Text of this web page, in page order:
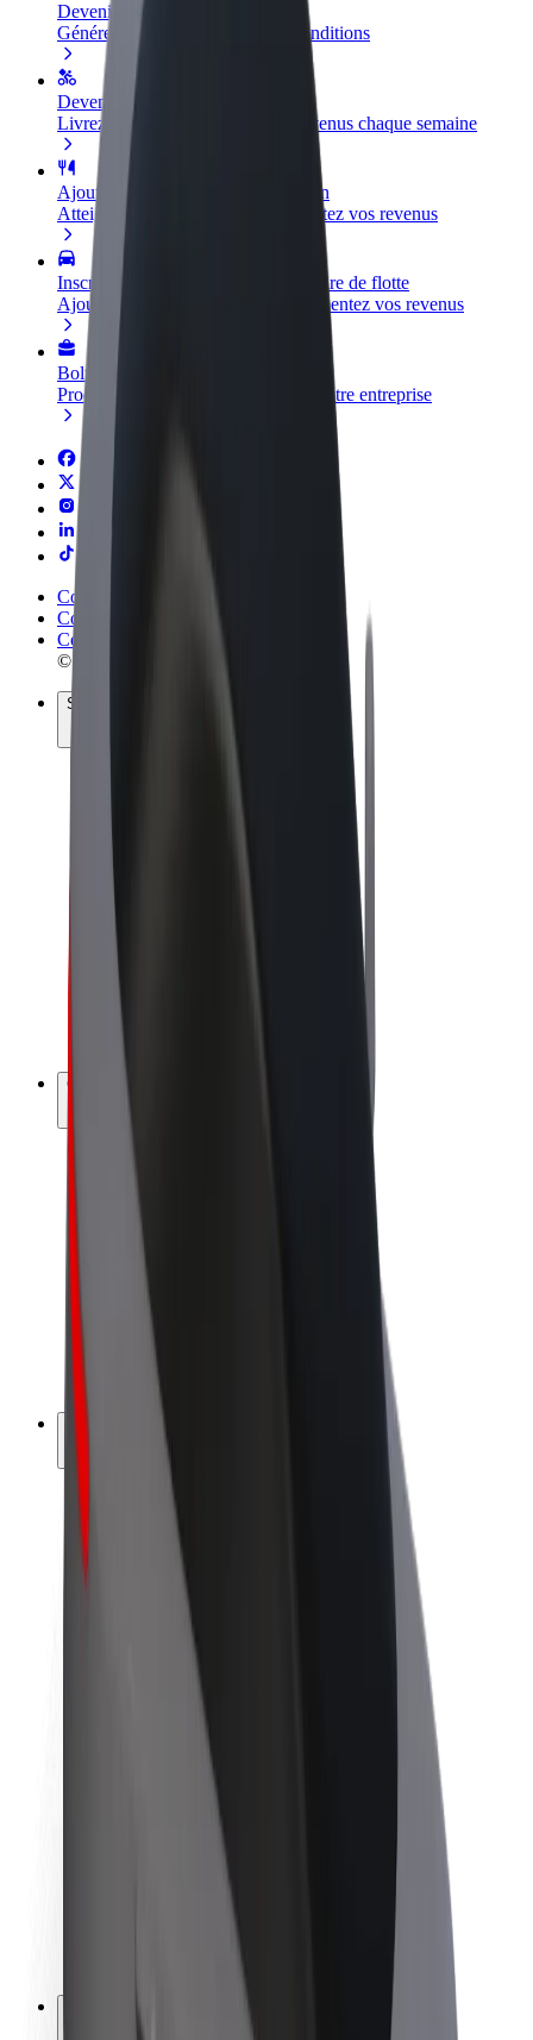
Devenir partenaire chauffeur
Générez des revenus selon vos conditions
Devenir livreur
Livrez des repas et générez des revenus chaque semaine
Ajouter un restaurant ou un magasin
Atteignez plus de clients et augmentez vos revenus
Inscrivez-vous en tant que propriétaire de flotte
Ajoutez votre flotte sur Bolt et augmentez vos revenus
Bolt for Business
Produits et services Bolt adaptés à votre entreprise
Conditions générales
Confidentialité
Cookies
© 2026 Bolt Technology OÜ
Services
Bolt Market
Bolt Food
Bolt Drive
Bolt for Business
Vélos électriques
Générez des revenus avec Bolt
Revenus du livreur
Franchise
Rejoignez-nous
À propos de Bolt
La durabilité chez Bolt
Project Zero
Lignes directrices de marque
Équipe de direction